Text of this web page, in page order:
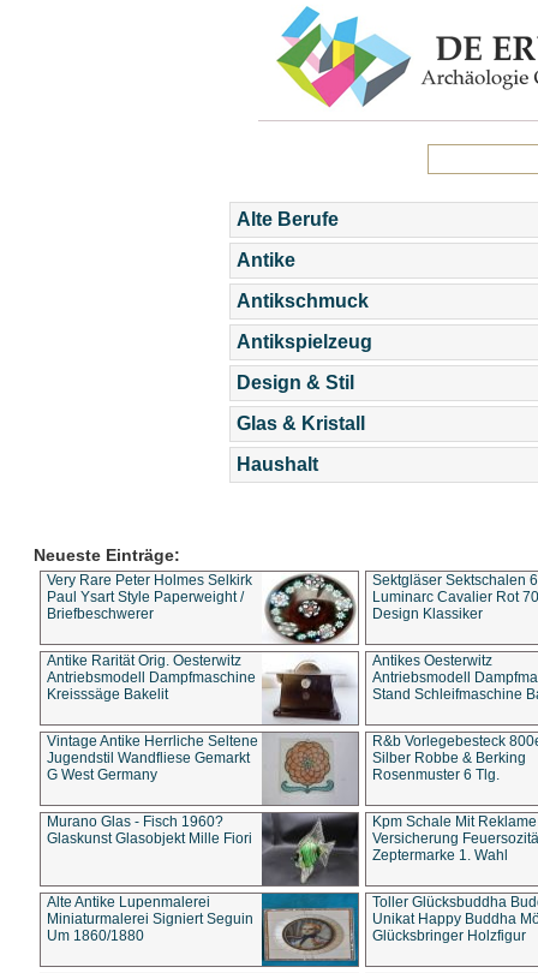
Alte Berufe
Antike
Antikschmuck
Antikspielzeug
Design & Stil
Glas & Kristall
Haushalt
Neueste Einträge:
Very Rare Peter Holmes Selkirk
Paul Ysart Style Paperweight /
Briefbeschwerer
Sektgläser Sektschalen
Luminarc Cavalier Rot
Design Klassiker
Antike Rarität Orig. Oesterwitz
Antriebsmodell Dampfmaschine
Kreisssäge Bakelit
Antikes Oesterwitz
Antriebsmodell
Stand Schleifmaschine
Vintage Antike Herrliche Seltene
Jugendstil Wandfliese Gemarkt
G West Germany
R&b Vorlegebesteck
Silber Robbe & Berking
Rosenmuster 6 Tlg.
Murano Glas - Fisch 1960?
Glaskunst Glasobjekt Mille Fiori
Kpm Schale Mit Reklame
Versicherung
Zeptermarke 1. Wahl
Alte Antike Lupenmalerei
Miniaturmalerei Signiert Seguin
Um 1860/1880
Toller Glücksbuddha
Unikat Happy Buddha
Glücksbringer Holzfigur